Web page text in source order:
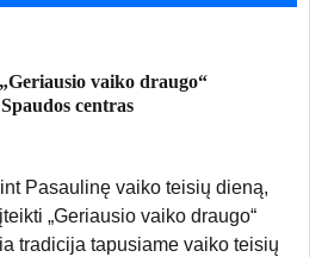
vaiko draugo“
centras
Pasaulinę vaiko teisių dieną,
„Geriausio vaiko draugo“
tradicija tapusiame vaiko teisių